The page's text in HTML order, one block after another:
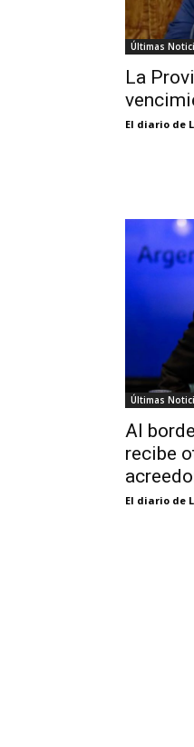
Últimas
La
El diario de
Últimas
Al
recibe
El diario de